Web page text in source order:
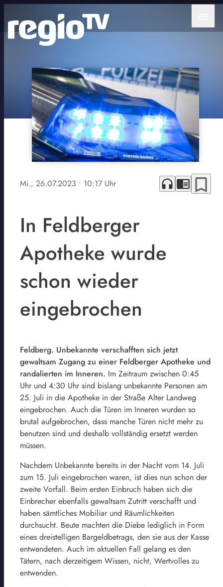
Mi., 26.07.2023 • 10:17 Uhr headphones chrome_reader_mode bookmark_border
In Feldberger
Apotheke wurde
schon wieder
eingebrochen
Feldberg. Unbekannte verschafften sich jetzt
gewaltsam Zugang zu einer Feldberger Apotheke und
randalierten im Inneren. Im Zeitraum zwischen 0:45
Uhr und 4:30 Uhr sind bislang unbekannte Personen am
25. Juli in die Apotheke in der Straße Alter Landweg
eingebrochen. Auch die Türen im Inneren wurden so
brutal aufgebrochen, dass manche Türen nicht mehr zu
benutzen sind und deshalb vollständig ersetzt werden
müssen.
Nachdem Unbekannte bereits in der Nacht vom 14. Juli
zum 15. Juli eingebrochen waren, ist dies nun schon der
zweite Vorfall. Beim ersten Einbruch haben sich die
Einbrecher ebenfalls gewaltsam Zutritt verschafft und
haben sämtliches Mobiliar und Räumlichkeiten
durchsucht. Beute machten die Diebe lediglich in Form
eines dreistelligen Bargeldbetrags, den sie aus der Kasse
entwendeten. Auch im aktuellen Fall gelang es den
Tätern, nach derzeitigem Wissen, nicht, Wertvolles zu
entwenden.